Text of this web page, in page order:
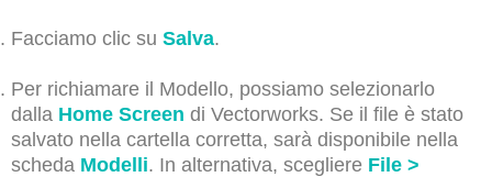
Facciamo clic su Salva.
Per richiamare il Modello, possiamo selezionarlo
dalla Home Screen di Vectorworks. Se il file è stato
salvato nella cartella corretta, sarà disponibile nella
scheda Modelli. In alternativa, scegliere File >